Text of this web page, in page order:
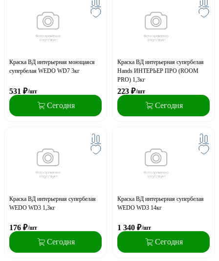
Краска ВД интерьерная моющаяся
супербелая WEDO WD7 3кг
531 ₽/шт
Сегодня
Краска ВД интерьерная супербелая
Hands ИНТЕРЬЕР ПРО (ROOM
PRO) 1,3кг
223 ₽/шт
Сегодня
Краска ВД интерьерная супербелая
WEDO WD3 1,3кг
176 ₽/шт
Сегодня
Краска ВД интерьерная супербелая
WEDO WD3 14кг
1 340 ₽/шт
Сегодня